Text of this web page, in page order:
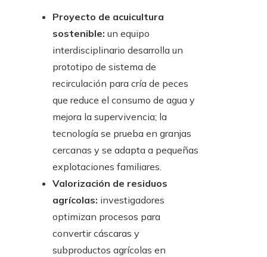
Proyecto de acuicultura
sostenible: un equipo
interdisciplinario desarrolla un
prototipo de sistema de
recirculación para cría de peces
que reduce el consumo de agua y
mejora la supervivencia; la
tecnología se prueba en granjas
cercanas y se adapta a pequeñas
explotaciones familiares.
Valorización de residuos
agrícolas: investigadores
optimizan procesos para
convertir cáscaras y
subproductos agrícolas en